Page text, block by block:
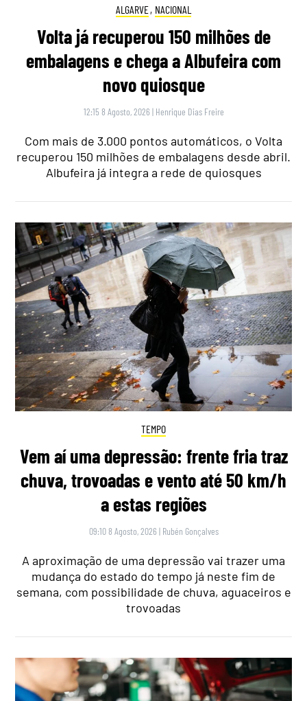
ALGARVE, NACIONAL
Volta já recuperou 150 milhões de
embalagens e chega a Albufeira com
novo quiosque
12:15 8 Agosto, 2026 | Henrique Dias Freire
Com mais de 3.000 pontos automáticos, o Volta
recuperou 150 milhões de embalagens desde abril.
Albufeira já integra a rede de quiosques
TEMPO
Vem aí uma depressão: frente fria traz
chuva, trovoadas e vento até 50 km/h
a estas regiões
09:10 8 Agosto, 2026 | Rubén Gonçalves
A aproximação de uma depressão vai trazer uma
mudança do estado do tempo já neste fim de
semana, com possibilidade de chuva, aguaceiros e
trovoadas